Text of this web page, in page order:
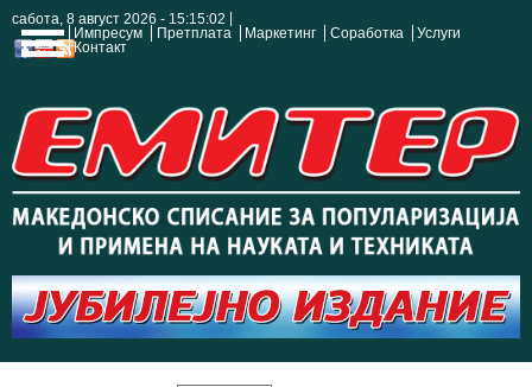
сабота, 8 август 2026 - 15:15:02
Импресум
Претплата Маркетинг Соработка
Услуги
Контакт